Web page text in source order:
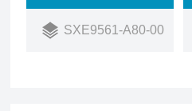
21MB2001
销量：SXE9561-A80-00